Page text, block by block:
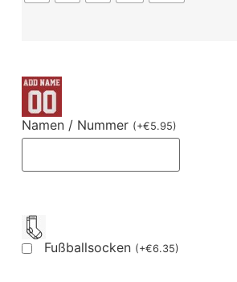
Namen / Nummer (+€5.95)
Fußballsocken (+€6.35)